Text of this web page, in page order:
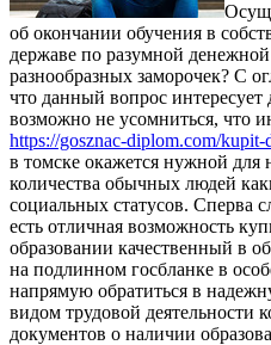
oб окончании обучения в
державе по разумной
разнообразных заморочек? С
что данный вопрос
возможно не усомниться, что
https://gosznac-diplom.com/
в томске окажется нужной для
количества обычных людей
социальных статусов. Сперва
есть отличная возможность
образовании качественный в
на подлинном госбланке в
напрямую обратиться в
видом трудовой деятельности
документов о наличии